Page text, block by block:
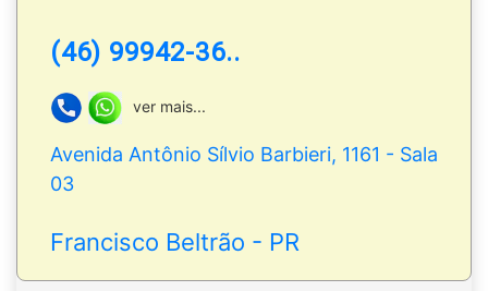
(46) 99942-36..
ver mais...
Avenida Antônio Sílvio Barbieri, 1161 - Sala
03
Francisco Beltrão - PR